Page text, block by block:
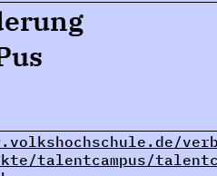
talentcampus/